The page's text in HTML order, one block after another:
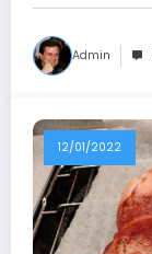
Admin
12/01/2022